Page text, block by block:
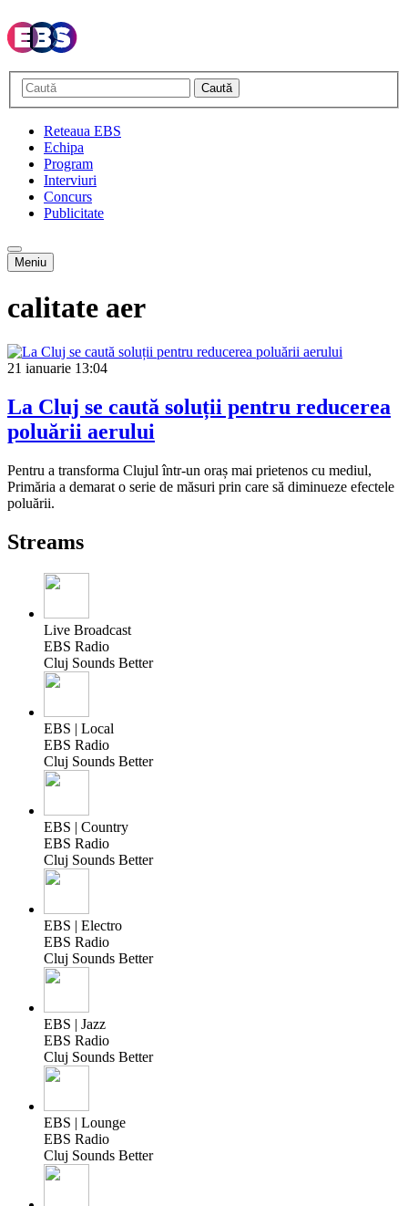
Caută
Reteaua EBS
Echipa
Program
Interviuri
Concurs
Publicitate
Meniu
calitate aer
21 ianuarie 13:04
La Cluj se caută soluții pentru reducerea
poluării aerului
Pentru a transforma Clujul într-un oraș mai prietenos cu mediul,
Primăria a demarat o serie de măsuri prin care să diminueze efectele
poluării.
Streams
Live Broadcast
EBS Radio
Cluj Sounds Better
EBS | Local
EBS Radio
Cluj Sounds Better
EBS | Country
EBS Radio
Cluj Sounds Better
EBS | Electro
EBS Radio
Cluj Sounds Better
EBS | Jazz
EBS Radio
Cluj Sounds Better
EBS | Lounge
EBS Radio
Cluj Sounds Better